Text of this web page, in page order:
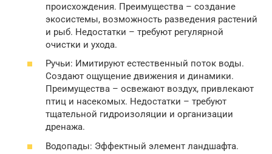
происхождения. Преимущества – создание
экосистемы, возможность разведения растений
и рыб. Недостатки – требуют регулярной
очистки и ухода.
Ручьи: Имитируют естественный поток воды.
Создают ощущение движения и динамики.
Преимущества – освежают воздух, привлекают
птиц и насекомых. Недостатки – требуют
тщательной гидроизоляции и организации
дренажа.
Водопады: Эффектный элемент ландшафта.